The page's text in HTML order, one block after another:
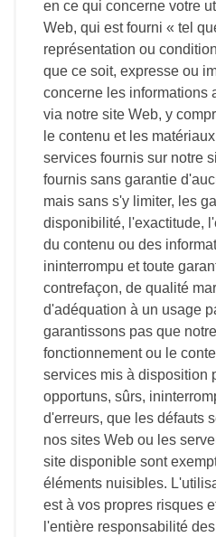
en ce qui concerne votre
Web, qui est fourni « tel
représentation ou
que ce soit, expresse ou
concerne les informations
via notre site Web, y
le contenu et les
services fournis sur notre
fournis sans garantie
mais sans s'y limiter, les
disponibilité, l'exactitude,
du contenu ou des
ininterrompu et toute
contrefaçon, de qualité
d'adéquation à un usage
garantissons pas que
fonctionnement ou le
services mis à disposition
opportuns, sûrs,
d'erreurs, que les défauts
nos sites Web ou les
site disponible sont
éléments nuisibles.
est à vos propres risques
l'entière responsabilité